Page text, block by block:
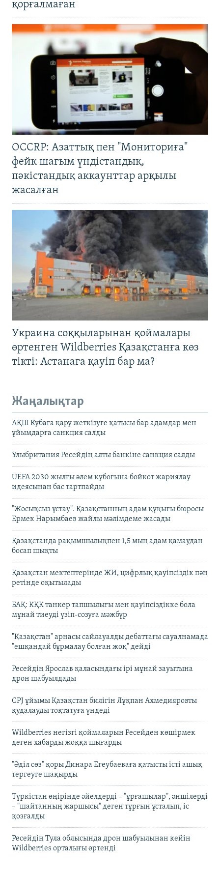
қорғалмаған
OCCRP: Азаттық пен "Мониториға"
фейк шағым үндістандық,
пәкістандық аккаунттар арқылы
жасалған
Украина соққыларынан қоймалары
өртенген Wildberries Қазақстанға көз
тікті: Астанаға қауіп бар ма?
Жаңалықтар
АҚШ Кубаға қару жеткізуге қатысы бар адамдар мен
ұйымдарға санкция салды
Ұлыбритания Ресейдің алты банкіне санкция салды
UEFA 2030 жылғы әлем кубогына бойкот жариялау
идеясынан бас тартпайды
"Жосықсыз ұстау". Қазақстанның адам құқығы бюросы
Ермек Нарымбаев жайлы мәлімдеме жасады
Қазақстанда рақымшылықпен 1,5 мың адам қамаудан
босап шықты
Қазақстан мектептерінде ЖИ, цифрлық қауіпсіздік пән
ретінде оқытылады
БАҚ: КҚК танкер тапшылығы мен қауіпсіздікке бола
мұнай тиеуді үзіп-созуға мәжбүр
"Қазақстан" арнасы сайлауалды дебаттағы сауалнамада
"ешқандай бұрмалау болған жоқ" дейді
Ресейдің Ярослав қаласындағы ірі мұнай зауытына
дрон шабуылдады
CPJ ұйымы Қазақстан билігін Лұқпан Ахмедияровты
қудалауды тоқтатуға үндеді
Wildberries негізгі қоймаларын Ресейден көшірмек
деген хабарды жоққа шығарды
"Әділ сөз" қоры Динара Егеубаеваға қатысты істі ашық
тергеуге шақырды
Түркістан өңірінде әйелдерді – "ұрғашылар", әншілерді
– "шайтанның жаршысы" деген тұрғын ұсталып, іс
қозғалды
Ресейдің Тула облысында дрон шабуылынан кейін
Wildberries орталығы өртенді